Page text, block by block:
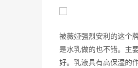
被薇娅强烈安利的这个
是水乳做的也不错。主
好。乳液具有高保湿的